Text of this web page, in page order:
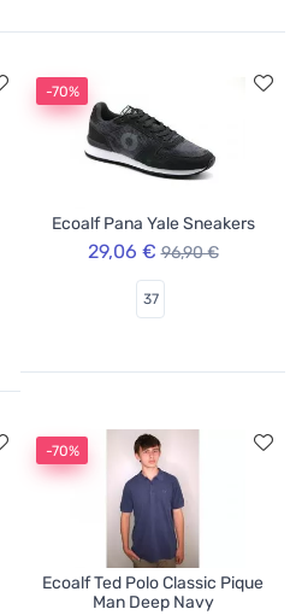
-70%
Ecoalf Pana Yale Sneakers
29,06 € 96,90 €
37
-70%
Ecoalf Ted Polo Classic Pique
Man Deep Navy